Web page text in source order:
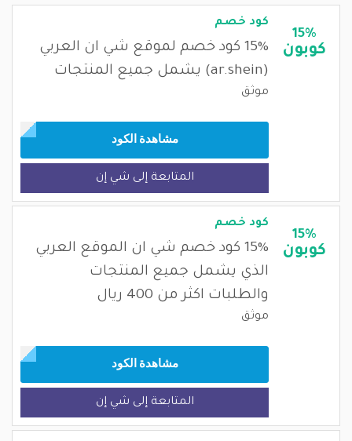
15%
كوبون
كود خصم
15% كود خصم لموقع شي ان العربي
(ar.shein) يشمل جميع المنتجات
موثق
مشاهدة الكود
المتابعة إلى شي إن
15%
كوبون
كود خصم
15% كود خصم شي ان الموقع العربي
الذي يشمل جميع المنتجات
والطلبات اكثر من 400 ريال
موثق
مشاهدة الكود
المتابعة إلى شي إن